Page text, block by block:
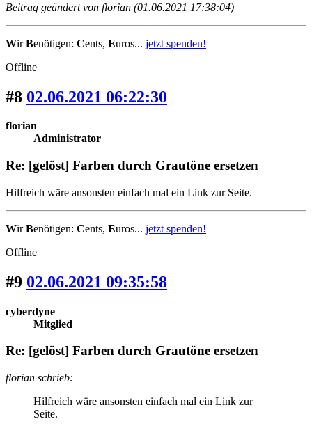
Beitrag geändert von florian (01.06.2021 17:38:04)
WirBenötigen: Cents, Euros... jetzt spenden!
Offline
#8 02.06.2021 06:22:30
florian
Administrator
Re: [gelöst] Farben durch Grautöne ersetzen
Hilfreich wäre ansonsten einfach mal ein Link zur Seite.
WirBenötigen: Cents, Euros... jetzt spenden!
Offline
#9 02.06.2021 09:35:58
cyberdyne
Mitglied
Re: [gelöst] Farben durch Grautöne ersetzen
florian schrieb:
Hilfreich wäre ansonsten einfach mal ein Link zur
Seite.